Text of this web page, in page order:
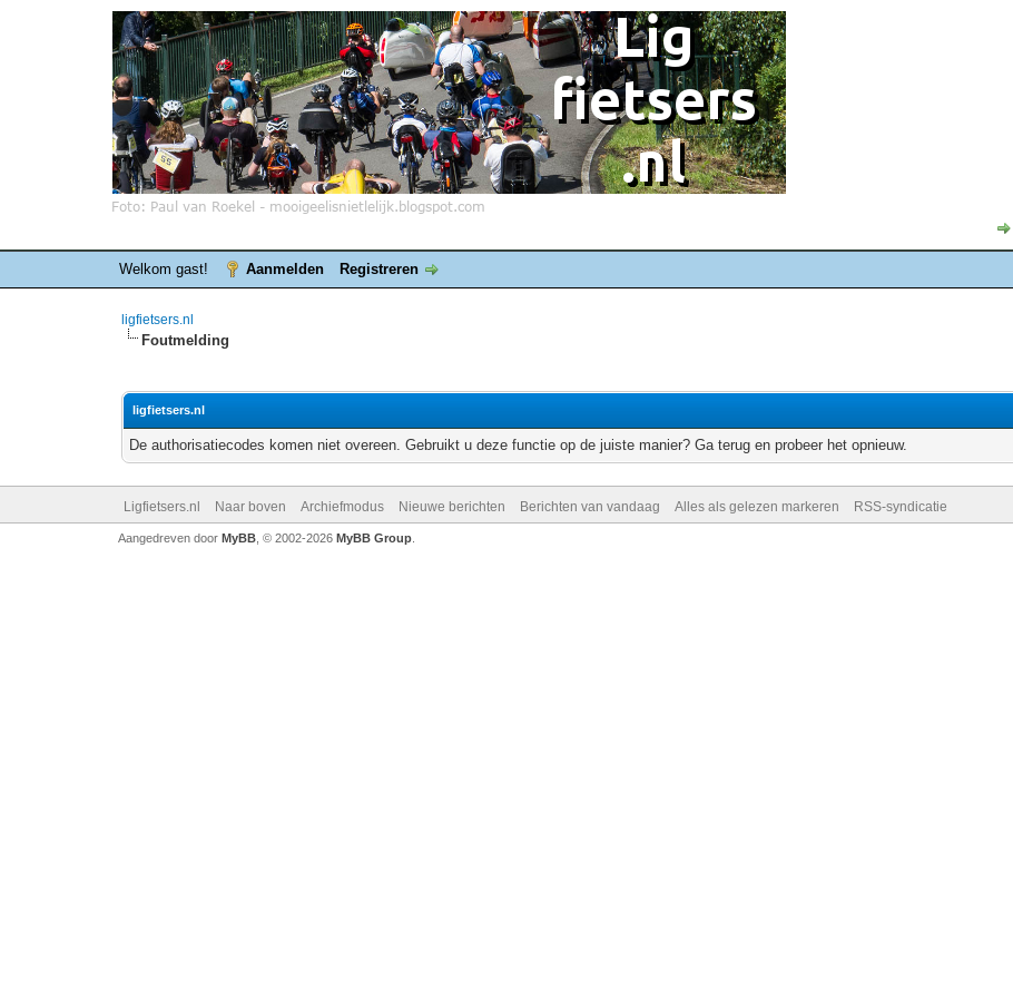
Welkom gast! Aanmelden Registreren
ligfietsers.nl
Foutmelding
ligfietsers.nl
De authorisatiecodes komen niet overeen. Gebruikt u deze functie op de juiste manier? Ga terug en probeer het opnieuw.
Ligfietsers.nl Naar boven Archiefmodus Nieuwe berichten Berichten van vandaag Alles als gelezen markeren RSS-syndicatie
Aangedreven door MyBB, © 2002-2026 MyBB Group.